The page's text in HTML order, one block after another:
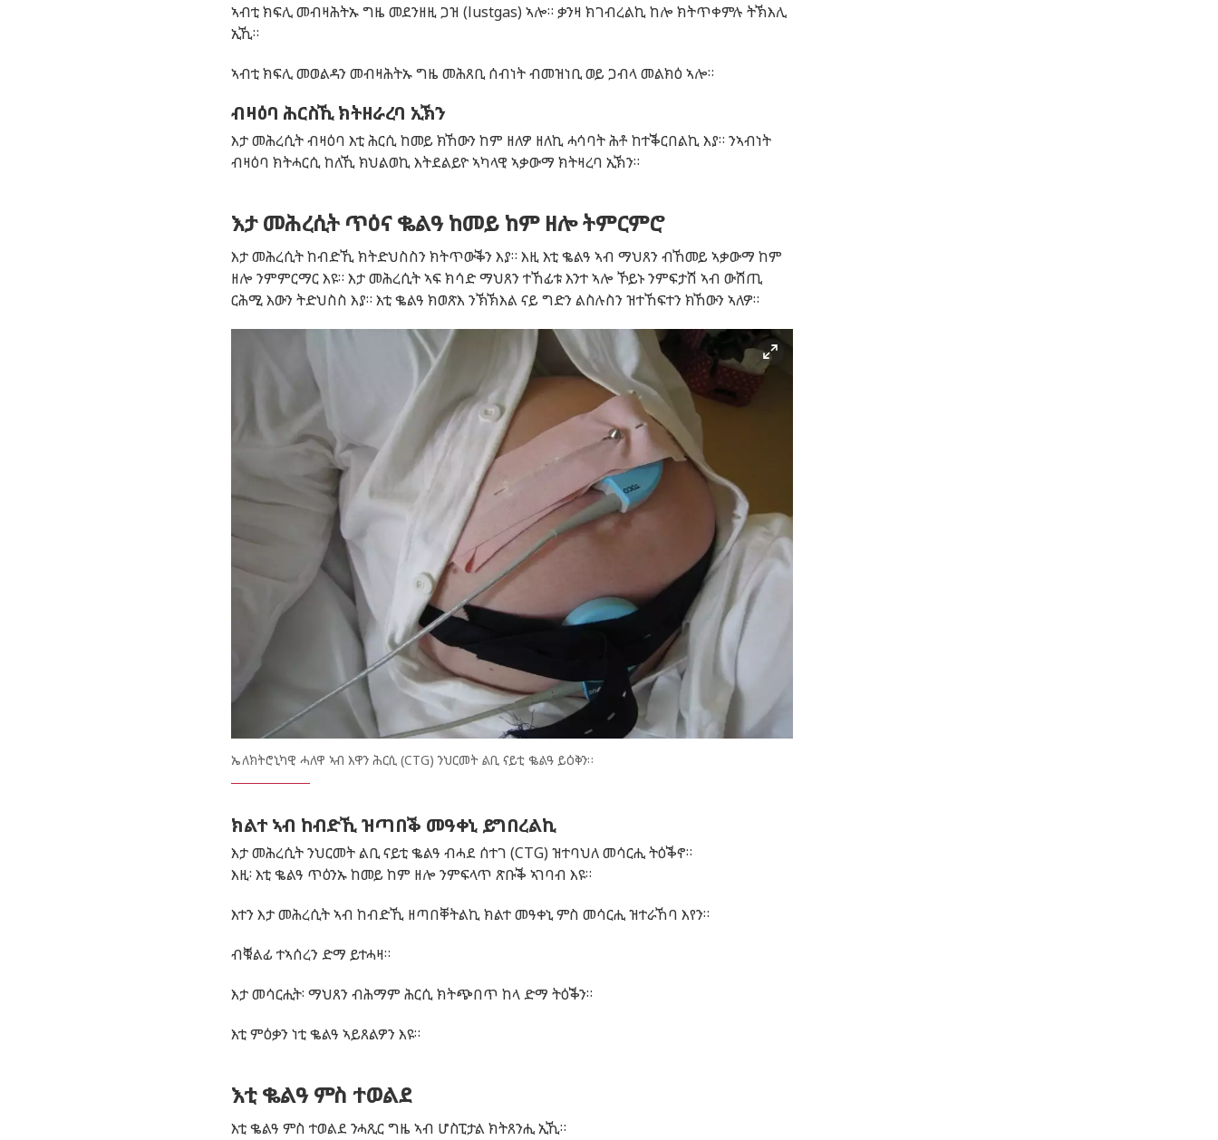
ኣብቲ ክፍሊ መብዛሕትኡ ግዜ መደንዘዚ ጋዝ (lustgas) ኣሎ። ቃንዛ ክገብረልኪ ከሎ ክትጥቀምሉ ትኽእሊ
ኢኺ።
ኣብቲ ክፍሊ መወልዳን መብዛሕትኡ ግዜ መሕጸቢ ሰብነት ብመዝነቢ ወይ ጋብላ መልክዕ ኣሎ።
ብዛዕባ ሕርስኺ ክትዘራረባ ኢኽን
እታ መሕረሲት ብዛዕባ እቲ ሕርሲ ከመይ ክኸውን ከም ዘለዎ ዘለኪ ሓሳባት ሕቶ ከተቕርበልኪ እያ። ንኣብነት
ብዛዕባ ክትሓርሲ ከለኺ ክህልወኪ እትደልይዮ ኣካላዊ ኣቃውማ ክትዛረባ ኢኽን።
እታ መሕረሲት ጥዕና ቈልዓ ከመይ ከም ዘሎ ትምርምሮ
እታ መሕረሲት ከብድኺ ክትድህስስን ክትጥውቕን እያ። እዚ እቲ ቈልዓ ኣብ ማህጸን ብኸመይ ኣቃውማ ከም
ዘሎ ንምምርማር እዩ። እታ መሕረሲት ኣፍ ክሳድ ማህጸን ተኸፊቱ እንተ ኣሎ ኾይኑ ንምፍታሽ ኣብ ውሽጢ
ርሕሚ እውን ትድህስስ እያ። እቲ ቈልዓ ክወጽእ ንኽኽእል ናይ ግድን ልስሉስን ዝተኸፍተን ክኸውን ኣለዎ።
Förstora bilden
ኤለክትሮኒካዊ ሓለዋ ኣብ እዋን ሕርሲ (CTG) ንህርመት ልቢ ናይቲ ቈልዓ ይዕቅን።
ክልተ ኣብ ከብድኺ ዝጣበቕ መዓቀኒ ይግበረልኪ
እታ መሕረሲት ንህርመት ልቢ ናይቲ ቈልዓ ብሓደ ሰተገ (CTG) ዝተባህለ መሳርሒ ትዕቕኖ።
እዚ፡ እቲ ቈልዓ ጥዕንኡ ከመይ ከም ዘሎ ንምፍላጥ ጽቡቕ ኣገባብ እዩ።
እተን እታ መሕረሲት ኣብ ከብድኺ ዘጣበቐትልኪ ክልተ መዓቀኒ ምስ መሳርሒ ዝተራኸባ እየን።
ብቑልፊ ተኣሰረን ድማ ይተሓዛ።
እታ መሳርሒት፡ ማህጸን ብሕማም ሕርሲ ክትጭበጥ ከላ ድማ ትዕቕን።
እቲ ምዕቃን ነቲ ቈልዓ ኣይጸልዎን እዩ።
እቲ ቈልዓ ምስ ተወልደ
እቲ ቈልዓ ምስ ተወልደ ንሓጺር ግዜ ኣብ ሆስፒታል ክትጸንሒ ኢኺ።